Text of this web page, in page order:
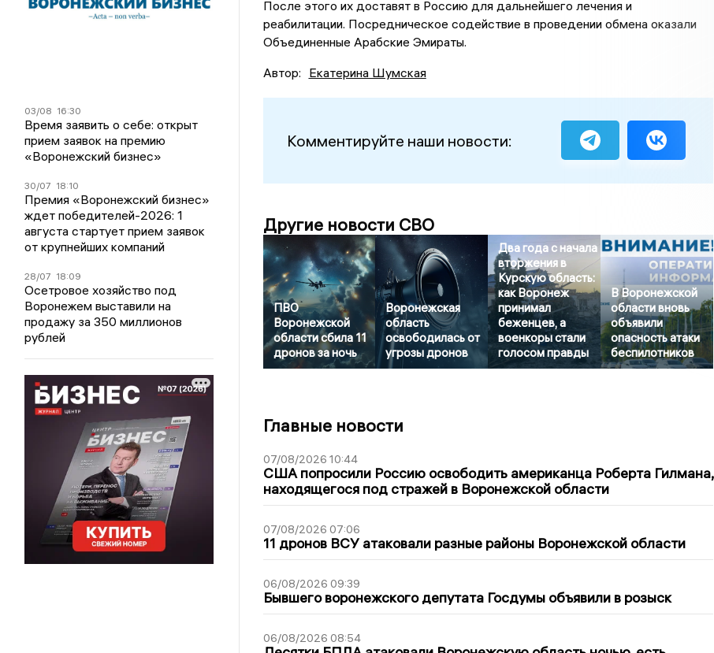
03/08 16:30
Время заявить о себе: открыт
прием заявок на премию
«Воронежский бизнес»
30/07 18:10
Премия «Воронежский бизнес»
ждет победителей-2026: 1
августа стартует прием заявок
от крупнейших компаний
28/07 18:09
Осетровое хозяйство под
Воронежем выставили на
продажу за 350 миллионов
рублей
После этого их доставят в Россию для дальнейшего лечения и
реабилитации. Посредническое содействие в проведении обмена оказали
Объединенные Арабские Эмираты.
Автор: Екатерина Шумская
Комментируйте наши новости:
Другие новости СВО
ПВО
Воронежской
области сбила 11
дронов за ночь
Воронежская
область
освободилась от
угрозы дронов
Два года с начала
вторжения в
Курскую область:
как Воронеж
принимал
беженцев, а
военкоры стали
голосом правды
В Воронежской
области вновь
объявили
опасность атаки
беспилотников
Главные новости
07/08/2026 10:44
США попросили Россию освободить американца Роберта Гилмана,
находящегося под стражей в Воронежской области
07/08/2026 07:06
11 дронов ВСУ атаковали разные районы Воронежской области
06/08/2026 09:39
Бывшего воронежского депутата Госдумы объявили в розыск
06/08/2026 08:54